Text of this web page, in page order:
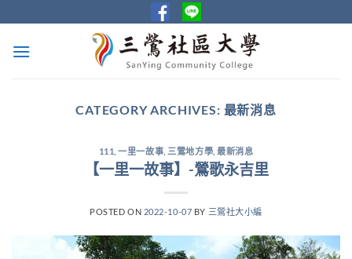
to
content
CATEGORY ARCHIVES: 最新消息
111 ,一里一故事 三鶯地方學 ,最新消息
【一里一故事】-鶯歌永吉里
POSTED ON 2022-10-07 BY 三鶯社大小編